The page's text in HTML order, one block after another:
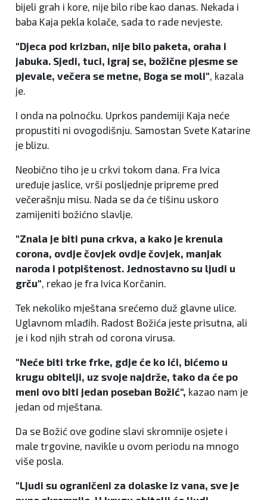
bijeli grah i kore, nije bilo ribe kao danas. Nekada i
baba Kaja pekla kolače, sada to rade nevjeste.
"Djeca pod krizban, nije bilo paketa, oraha i
jabuka. Sjedi, tuci, igraj se, božične pjesme se
pjevale, večera se metne, Boga se moli", kazala
je.
I onda na polnoćku. Uprkos pandemiji Kaja neće
propustiti ni ovogodišnju. Samostan Svete Katarine
je blizu.
Neobično tiho je u crkvi tokom dana. Fra Ivica
uređuje jaslice, vrši posljednje pripreme pred
večerašnju misu. Nada se da će tišinu uskoro
zamijeniti božićno slavlje.
"Znala je biti puna crkva, a kako je krenula
corona, ovdje čovjek ovdje čovjek, manjak
naroda i potpištenost. Jednostavno su ljudi u
grču", rekao je fra Ivica Korčanin.
Tek nekoliko mještana srećemo duž glavne ulice.
Uglavnom mlađih. Radost Božića jeste prisutna, ali
je i kod njih strah od corona virusa.
"Neće biti trke frke, gdje će ko ići, bićemo u
krugu obitelji, uz svoje najdrže, tako da će po
meni ovo biti jedan poseban Božić", kazao nam je
jedan od mještana.
Da se Božić ove godine slavi skromnije osjete i
male trgovine, navikle u ovom periodu na mnogo
više posla.
"Ljudi su ograničeni za dolaske iz vana, sve je